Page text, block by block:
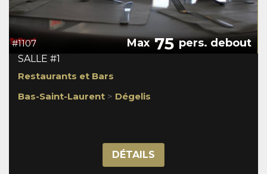
#1107 Max75pers. debout
SALLE #1
Restaurants et Bars
Bas-Saint-Laurent > Dégelis
DÉTAILS